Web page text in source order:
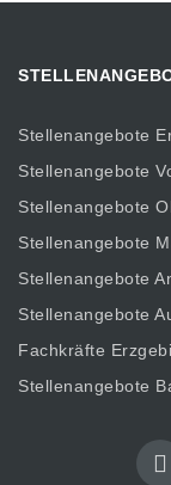
Stellenangebote
Stellenangebote
Stellenangebote
Stellenangebote
Stellenangebote
Stellenangebote
Fachkräfte
Stellenangebote